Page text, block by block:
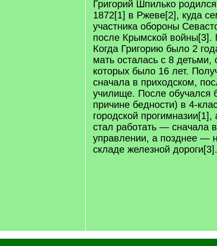
Григорий Шпилько
1872[1] в Ржеве[2], куда
участника обороны
после Крымской войны[3].
Когда Григорию было 2
мать осталась с 8 детьми,
которых было 16 лет.
сначала в приходском,
училище. После обучался
причине бедности) в 4-
городской
стал работать — сначала
управлении, а позднее —
складе железной дороги[3].